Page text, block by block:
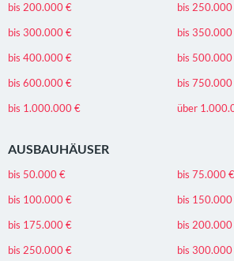
bis 200.000 €
bis
bis 300.000 €
bis
bis 400.000 €
bis
bis 600.000 €
bis
bis 1.000.000 €
über
AUSBAUHÄUSER
bis 50.000 €
bis 75.000 €
bis 100.000 €
bis
bis 175.000 €
bis
bis 250.000 €
bis